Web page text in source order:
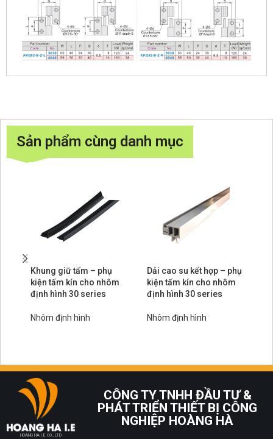
Sản phẩm cùng danh mục
Khung giữ tấm – phụ
kiện tấm kín cho nhôm
định hình 30 series
Nhôm định hình
Dải cao su kết hợp – phụ
kiện tấm kín cho nhôm
định hình 30 series
Nhôm định hình
HOANG HA I.E CO., LTD
CÔNG TY TNHH ĐẦU TƯ &
PHÁT TRIỂN THIẾT BỊ CÔNG
NGHIỆP HOÀNG HÀ